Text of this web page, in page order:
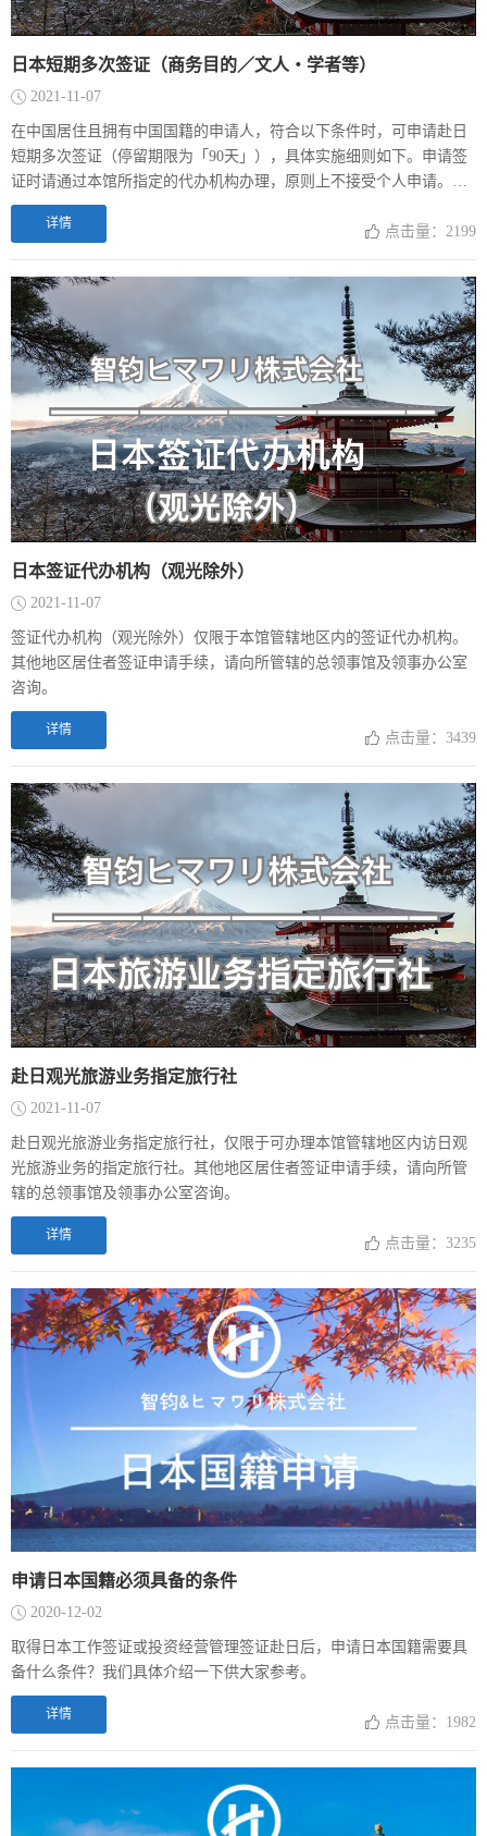
日本短期多次签证（商务目的／文人・学者等）
2021-11-07
在中国居住且拥有中国国籍的申请人，符合以下条件时，可申请赴日
短期多次签证（停留期限为「90天」），具体实施细则如下。申请签
证时请通过本馆所指定的代办机构办理，原则上不接受个人申请。持
短期签证入境者，不能在日本国内从事盈利性活动。
详情 点击量：2199
日本签证代办机构（观光除外）
2021-11-07
签证代办机构（观光除外）仅限于本馆管辖地区内的签证代办机构。
其他地区居住者签证申请手续，请向所管辖的总领事馆及领事办公室
咨询。
详情 点击量：3439
赴日观光旅游业务指定旅行社
2021-11-07
赴日观光旅游业务指定旅行社，仅限于可办理本馆管辖地区内访日观
光旅游业务的指定旅行社。其他地区居住者签证申请手续，请向所管
辖的总领事馆及领事办公室咨询。
详情 点击量：3235
申请日本国籍必须具备的条件
2020-12-02
取得日本工作签证或投资经营管理签证赴日后，申请日本国籍需要具
备什么条件？我们具体介绍一下供大家参考。
详情 点击量：1982